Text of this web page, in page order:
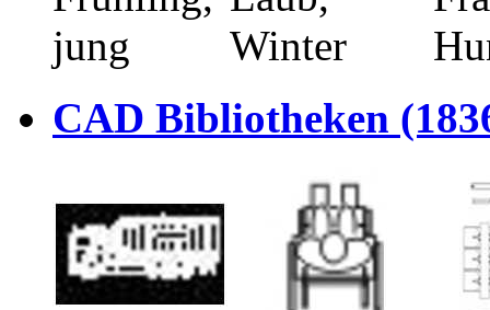
CAD Bibliotheken